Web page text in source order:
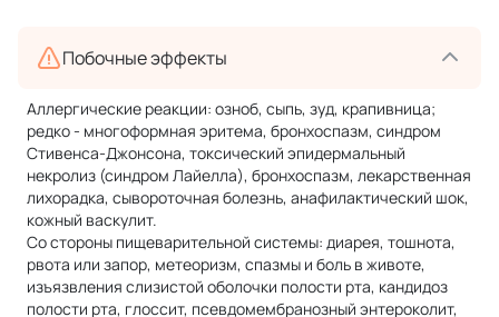
Побочные эффекты
Аллергические реакции: озноб, сыпь, зуд, крапивница;
редко - многоформная эритема, бронхоспазм, синдром
Стивенса-Джонсона, токсический эпидермальный
некролиз (синдром Лайелла), бронхоспазм, лекарственная
лихорадка, сывороточная болезнь, анафилактический шок,
кожный васкулит.
Со стороны пищеварительной системы: диарея, тошнота,
рвота или запор, метеоризм, спазмы и боль в животе,
изъязвления слизистой оболочки полости рта, кандидоз
полости рта, глоссит, псевдомембранозный энтероколит,